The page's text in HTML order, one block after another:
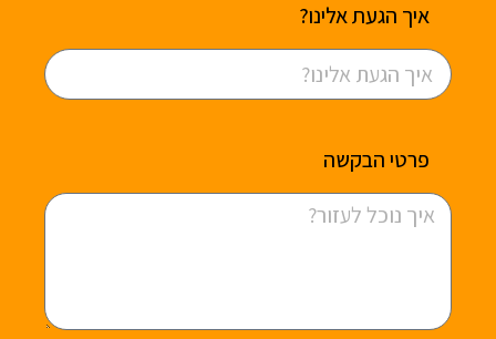
איך הגעת אלינו?
פרטי הבקשה